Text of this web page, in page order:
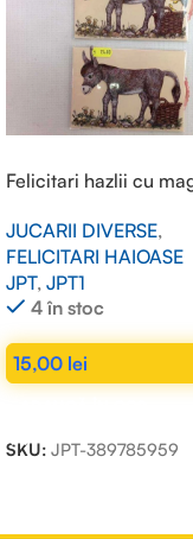
Felicitari hazlii cu
JUCARII DIVERSE,
FELICITARI HAIOASE
JPT, JPT1
4 în stoc
15,00 lei
SKU: JPT-389785959